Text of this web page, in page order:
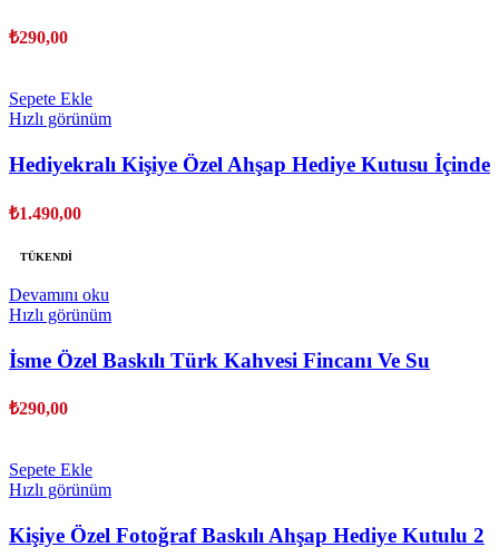
₺290,00
Sepete Ekle
Hızlı görünüm
Hediyekralı Kişiye Özel Ahşap Hediye Kutusu İçinde
₺1.490,00
TÜKENDI
Devamını oku
Hızlı görünüm
İsme Özel Baskılı Türk Kahvesi Fincanı Ve Su
₺290,00
Sepete Ekle
Hızlı görünüm
Kişiye Özel Fotoğraf Baskılı Ahşap Hediye Kutulu 2